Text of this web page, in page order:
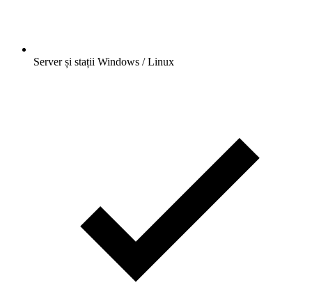
Server și stații Windows / Linux